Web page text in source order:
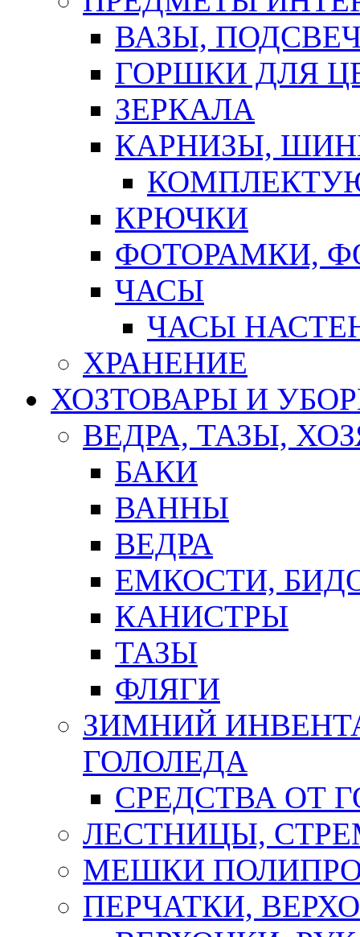
ВАЗЫ,
ГОРШКИ ДЛЯ
ЗЕРКАЛА
КАРНИЗЫ,
КРЮЧКИ
ФОТОРАМКИ,
ЧАСЫ
ЧАСЫ
ХРАНЕНИЕ
ХОЗТОВАРЫ И
ВЕДРА, ТАЗЫ,
БАКИ
ВАННЫ
ВЕДРА
ЕМКОСТИ,
КАНИСТРЫ
ТАЗЫ
ФЛЯГИ
ЗИМНИЙ
ГОЛОЛЕДА
СРЕДСТВА ОТ
ЛЕСТНИЦЫ,
МЕШКИ
ПЕРЧАТКИ,